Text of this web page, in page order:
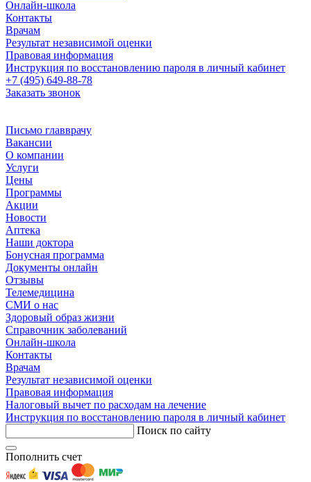
Онлайн-школа
Контакты
Врачам
Результат независимой оценки
Правовая информация
Инструкция по восстановлению пароля в личный кабинет
+7 (495) 649-88-78
Заказать звонок
Письмо главврачу
Вакансии
О компании
Услуги
Цены
Программы
Акции
Новости
Аптека
Наши доктора
Бонусная программа
Документы онлайн
Отзывы
Телемедицина
СМИ о нас
Здоровый образ жизни
Справочник заболеваний
Онлайн-школа
Контакты
Врачам
Результат независимой оценки
Правовая информация
Налоговый вычет по расходам на лечение
Инструкция по восстановлению пароля в личный кабинет
Поиск по сайту
Пополнить счет